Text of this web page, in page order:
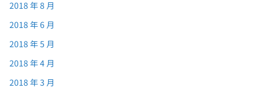
2018 年 8 月
2018 年 6 月
2018 年 5 月
2018 年 4 月
2018 年 3 月